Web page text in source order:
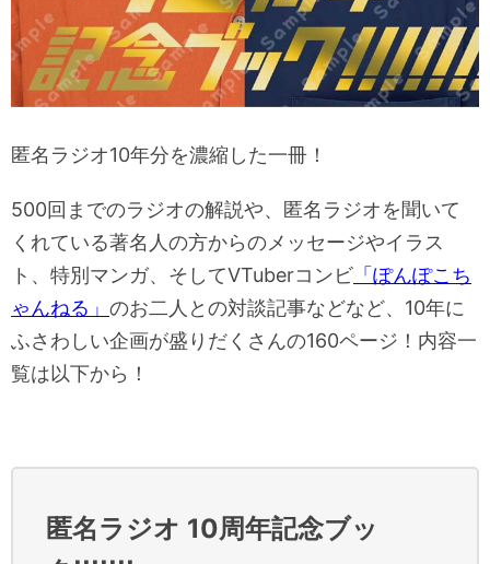
匿名ラジオ10年分を濃縮した一冊！
500回までのラジオの解説や、匿名ラジオを聞いて
くれている著名人の方からのメッセージやイラス
ト、特別マンガ、そしてVTuberコンビ 「ぽんぽこち
ゃんねる」 のお二人との対談記事などなど、10年に
ふさわしい企画が盛りだくさんの160ページ！内容一
覧は以下から！
匿名ラジオ 10周年記念ブッ